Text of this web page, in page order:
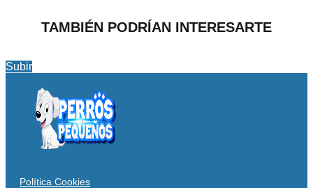
TAMBIÉN PODRÍAN INTERESARTE
Subir
Política Cookies